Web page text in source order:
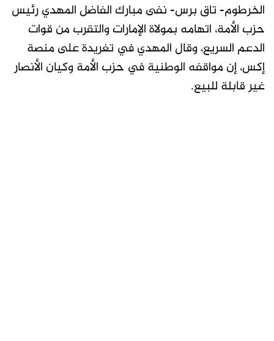
الخرطوم- تاق برس- نفى مبارك الفاضل المهدي رئيس
حزب الأمة، اتهامه بمولاة الإمارات والتقرب من قوات
الدعم السريع، وقال المهدي في تغريدة على منصة
إكس، إن مواقفه الوطنية في حزب الأمة وكيان الأنصار
غير قابلة للبيع.